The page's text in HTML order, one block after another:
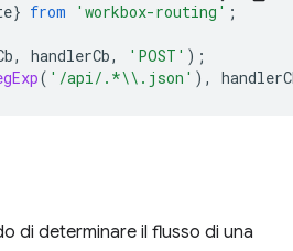
} from 'workbox-routing' ;
, handlerCb, 'POST' );
( '/api/.*\\.json' ),
di determinare il flusso di una